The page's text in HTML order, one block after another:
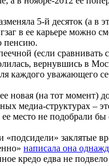
5-й десяток (а
в ее карьере можно
пенсию.
(если
вернувшись в
каждого уважающего
новая (на тот
медиа-структурах –
место не подобрали
заклятые
написала она
кредо едва не